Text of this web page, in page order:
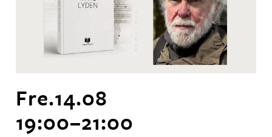
Fre.14.08
19:00–21:00